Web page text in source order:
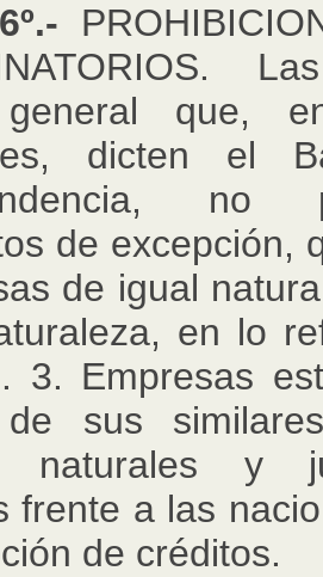
general que,
dicten el
no
de excepción,
de igual
en lo
3. Empresas
de sus
naturales y
frente a las
de créditos.